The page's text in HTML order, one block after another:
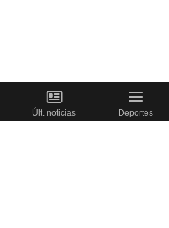
Últ. noticias Deportes